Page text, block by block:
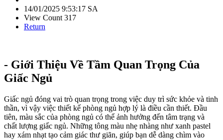
14/01/2025 9:53:17 SA
View Count 317
Return
- Giới Thiệu Về Tầm Quan Trọng Của
Giấc Ngủ
Giấc ngủ đóng vai trò quan trọng trong việc duy trì sức khỏe và tinh
thần, vì vậy việc thiết kế phòng ngủ hợp lý là điều cần thiết. Đầu
tiên, màu sắc của phòng ngủ có thể ảnh hưởng đến tâm trạng và
chất lượng giấc ngủ. Những tông màu nhẹ nhàng như xanh pastel
hay xám nhạt tạo cảm giác thư giãn, giúp bạn dễ dàng chìm vào